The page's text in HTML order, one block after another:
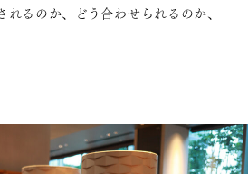
れるのか、どう合わせられるのか、